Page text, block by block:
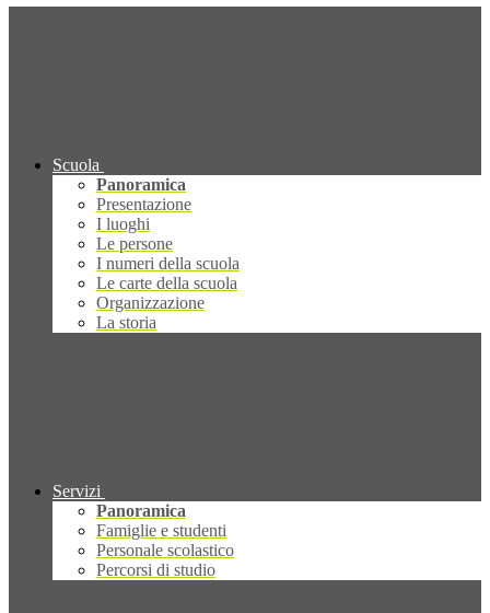
Scuola
Panoramica
Presentazione
I luoghi
Le persone
I numeri della scuola
Le carte della scuola
Organizzazione
La storia
Servizi
Panoramica
Famiglie e studenti
Personale scolastico
Percorsi di studio